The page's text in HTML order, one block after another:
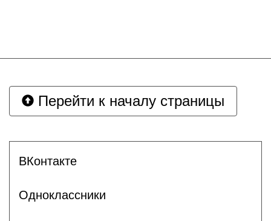
Перейти к началу страницы
ВКонтакте
Одноклассники